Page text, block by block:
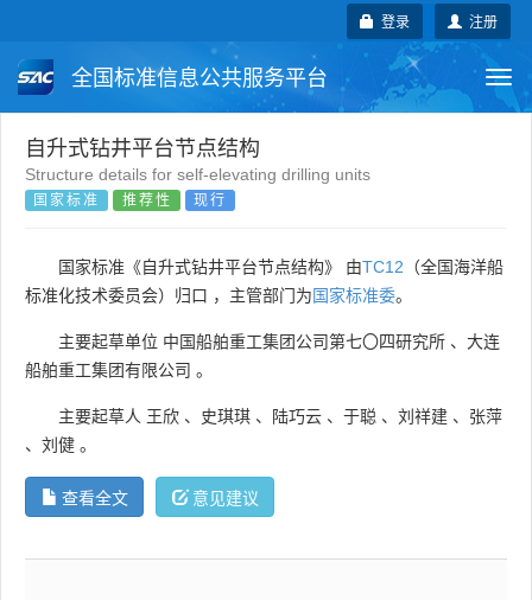
注册
登录
全国标准信息公共服务平台
国家标准 行业标准
团体标准
国外标准 技术委员会
自升式钻井平台节点结构
Structure details for self-elevating drilling units
国家标准 推荐性 现行
国家标准《自升式钻井平台节点结构》 由TC12 （全国海洋船
标准化技术委员会）归口 ，主管部门为国家标准委。
主要起草单位 中国船舶重工集团公司第七〇四研究所 、 大连
船舶重工集团有限公司 。
主要起草人 王欣 、 史琪琪 、 陆巧云 、 于聪 、 刘祥建 、 张萍
、 刘健 。
查看全文 意见建议